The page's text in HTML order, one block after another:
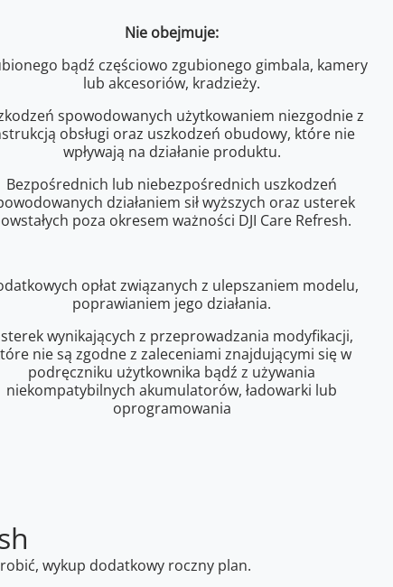
Nie obejmuje:
bądź częściowo zgubionego gimbala, kamery
lub akcesoriów, kradzieży.
spowodowanych użytkowaniem niezgodnie z
obsługi oraz uszkodzeń obudowy, które nie
wpływają na działanie produktu.
Bezpośrednich lub niebezpośrednich uszkodzeń
działaniem sił wyższych oraz usterek
poza okresem ważności DJI Care Refresh.
opłat związanych z ulepszaniem modelu,
poprawianiem jego działania.
wynikających z przeprowadzania modyfikacji,
nie są zgodne z zaleceniami znajdującymi się w
podręczniku użytkownika bądź z używania
niekompatybilnych akumulatorów, ładowarki lub
oprogramowania
wykup dodatkowy roczny plan.